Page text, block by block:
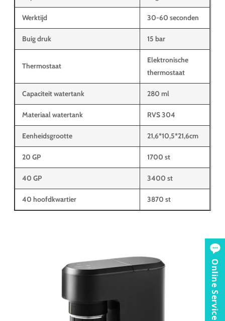
Werktijd 30-60 seconden
Buig druk 15 bar
Thermostaat
Elektronische
thermostaat
Capaciteit watertank 280 ml
Materiaal watertank RVS 304
Eenheidsgrootte 21,6*10,5*21,6cm
20 GP 1700 st
40 GP 3400 st
40 hoofdkwartier 3870 st
Online Service